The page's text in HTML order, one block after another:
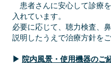
患者さんに安心して診療
入れています。
必要に応じて、聴力検査、
説明したうえで治療方針をご
▶ 院内風景・使用機器の